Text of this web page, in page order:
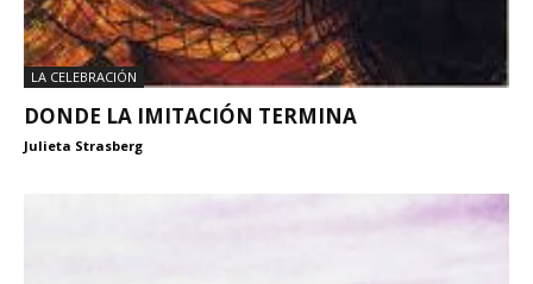
LA CELEBRACIÓN
DONDE LA IMITACIÓN TERMINA
Julieta Strasberg